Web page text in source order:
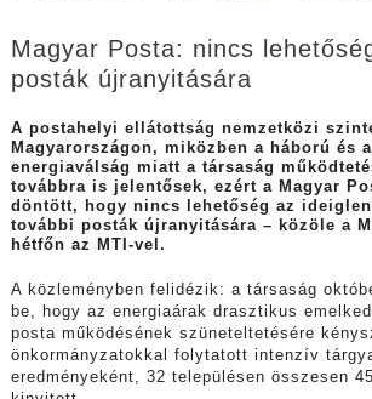
Magyar Posta: nincs
posták újranyitására
A postahelyi ellátottság nemzetközi
Magyarországon, miközben a háború és
energiaválság miatt a társaság
továbbra is jelentősek, ezért a Magyar
döntött, hogy nincs lehetőség az
további posták újranyitására – közöle a
hétfőn az MTI-vel.
A közleményben felidézik: a társaság
be, hogy az energiaárak drasztikus
posta működésének szüneteltetésére
önkormányzatokkal folytatott intenzív
eredményeként, 32 településen összesen